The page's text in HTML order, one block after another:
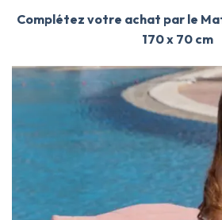
Complétez votre achat par le
170 x 70 cm